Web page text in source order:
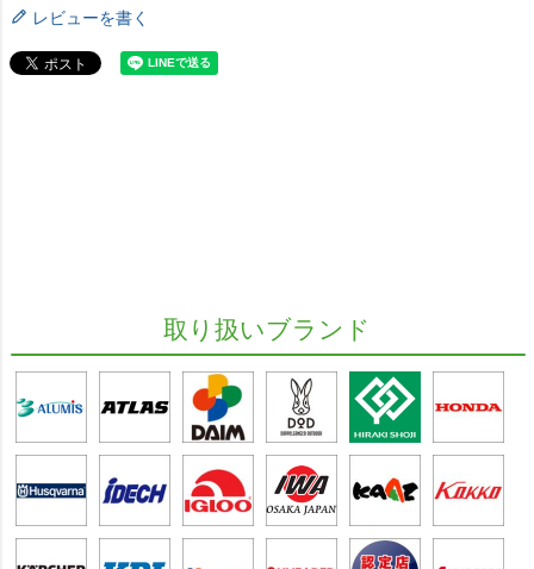
レビューを書く
取り扱いブランド